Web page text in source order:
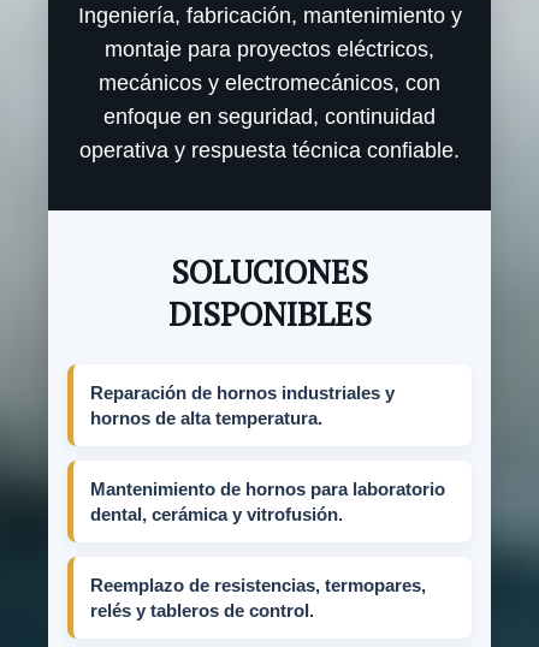
Ingeniería, fabricación, mantenimiento y
montaje para proyectos eléctricos,
mecánicos y electromecánicos, con
enfoque en seguridad, continuidad
operativa y respuesta técnica confiable.
SOLUCIONES
DISPONIBLES
Reparación de hornos industriales y
hornos de alta temperatura.
Mantenimiento de hornos para laboratorio
dental, cerámica y vitrofusión.
Reemplazo de resistencias, termopares,
relés y tableros de control.